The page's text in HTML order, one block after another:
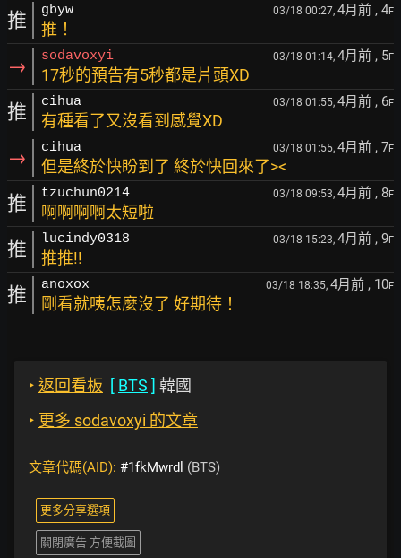
推 gbyw 03/18 00:27, 4月前 , 4F
推！
→ sodavoxyi 03/18 01:14, 4月前 , 5F
17秒的預告有5秒都是片頭XD
推 cihua 03/18 01:55, 4月前 , 6F
有種看了又沒看到感覺XD
→ cihua 03/18 01:55, 4月前 , 7F
但是終於快盼到了 終於快回來了><
推 tzuchun0214 03/18 09:53, 4月前 , 8F
啊啊啊啊太短啦
推 lucindy0318 03/18 15:23, 4月前 , 9F
推推!!
推 anoxox 03/18 18:35, 4月前 , 10F
剛看就咦怎麼沒了 好期待！
‣ 返回看板 [ BTS ] 韓國
‣ 更多 sodavoxyi 的文章
文章代碼(AID): #1fkMwrdl (BTS)
更多分享選項
關閉廣告 方便截圖